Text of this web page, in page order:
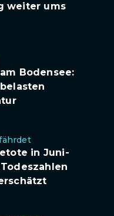
weiter ums
Bodensee:
in Juni-